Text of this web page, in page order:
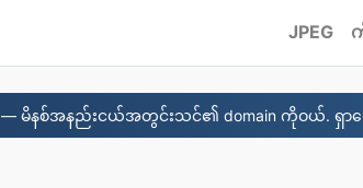
JPEG
— မိနစ်အနည်းငယ်အတွင်းသင်၏ domain ကိုဝယ်. ရှာဖွ